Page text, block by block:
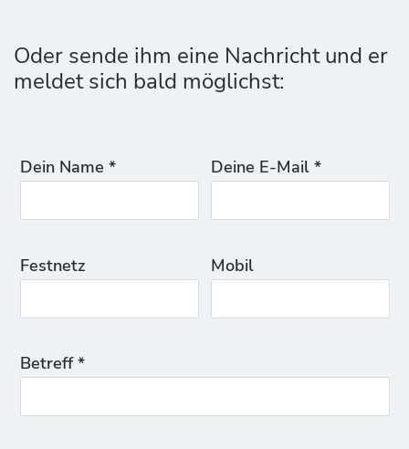
Oder sende ihm eine Nachricht und er
meldet sich bald möglichst:
Dein Name * Deine E-Mail *
Festnetz Mobil
Betreff *